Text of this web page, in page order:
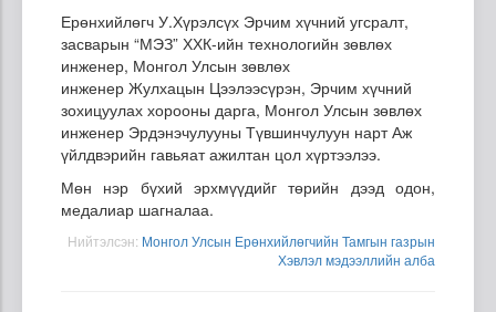
Ерөнхийлөгч У.Хүрэлсүх Эрчим хүчний угсралт,
засварын “МЭЗ” ХХК-ийн технологийн зөвлөх
инженер, Монгол Улсын зөвлөх
инженер Жулхацын Цээлээсүрэн, Эрчим хүчний
зохицуулах хорооны дарга, Монгол Улсын зөвлөх
инженер Эрдэнэчулууны Түвшинчулуун нарт Аж
үйлдвэрийн гавьяат ажилтан цол хүртээлээ.
Мөн нэр бүхий эрхмүүдийг төрийн дээд одон,
медалиар шагналаа.
Нийтэлсэн: Монгол Улсын Ерөнхийлөгчийн Тамгын газрын
Хэвлэл мэдээллийн алба